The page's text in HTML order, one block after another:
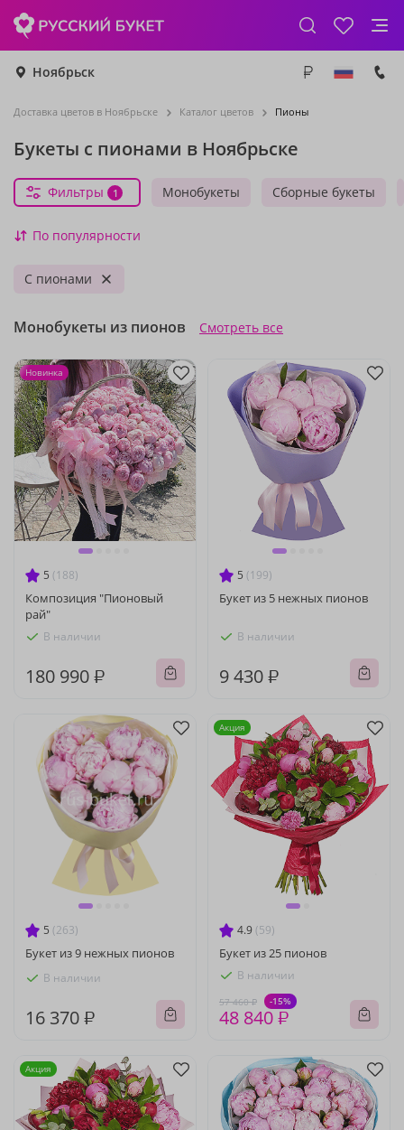
Ноябрьск
Доставка цветов в Ноябрьске Каталог цветов Пионы
Букеты с пионами в Ноябрьске
Монобукеты Сборные букеты
Фильтры 1
По популярности
С пионами
Монобукеты из пионов Смотреть все
5 (188)
Композиция "Пионовый
рай"
В наличии
180 990 ₽
Новинка
5 (199)
Букет из 5 нежных пионов
В наличии
9 430 ₽
5 (263)
Букет из 9 нежных пионов
В наличии
16 370 ₽
4.9 (59)
Букет из 25 пионов
В наличии
57 460 ₽ -15%
48 840 ₽
Акция
Акция